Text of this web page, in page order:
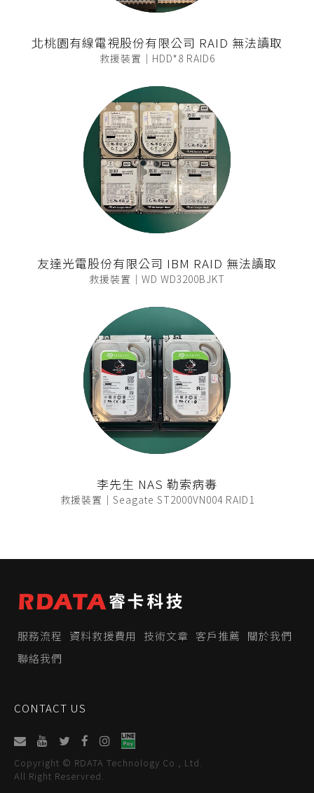
北桃園有線電視股份有限公司 RAID 無法讀取
救援裝置｜HDD*8 RAID6
友達光電股份有限公司 IBM RAID 無法讀取
救援裝置｜WD WD3200BJKT
李先生 NAS 勒索病毒
救援裝置｜Seagate ST2000VN004 RAID1
服務流程 資料救援費用 技術文章 客戶推薦
關於我們
聯絡我們
CONTACT US
Copyright © RDATA Technology Co., Ltd.
All Right Reservred.